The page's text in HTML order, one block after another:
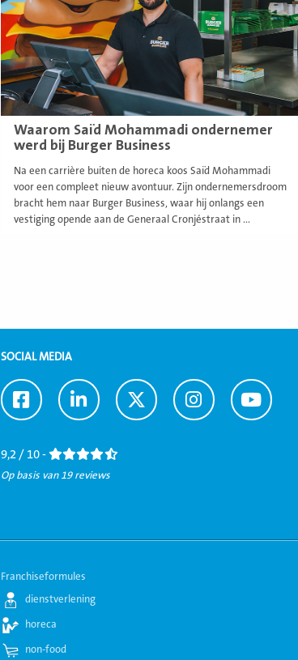
Waarom Saïd Mohammadi ondernemer
werd bij Burger Business
Na een carrière buiten de horeca koos Saïd Mohammadi
voor een compleet nieuw avontuur. Zijn ondernemersdroom
bracht hem naar Burger Business, waar hij onlangs een
vestiging opende aan de Generaal Cronjéstraat in ...
SOCIAL MEDIA
Ga
naar
Ga
naar
Ga
naar
Ga
naar
Ga
naar
9,2 / 10 -
Op basis van 19 reviews
Franchiseformules
dienstverlening
horeca
non-food